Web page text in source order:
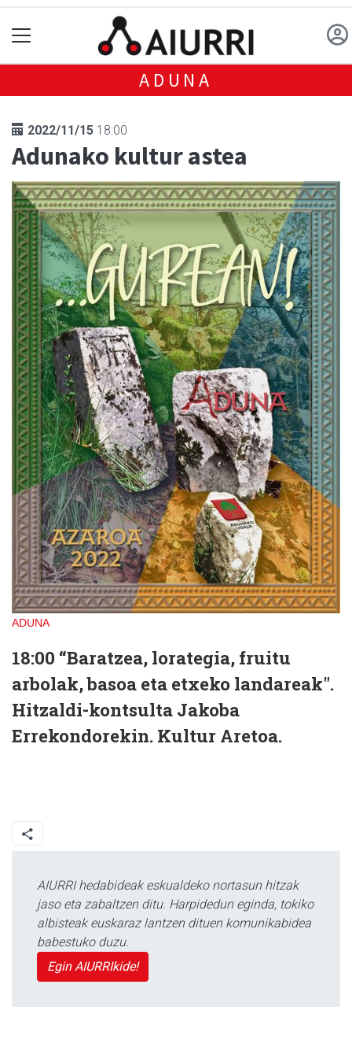
ADUNA
2022/11/15 18:00
Adunako kultur astea
ADUNA
18:00 “Baratzea, lorategia, fruitu
arbolak, basoa eta etxeko landareak".
Hitzaldi-kontsulta Jakoba
Errekondorekin. Kultur Aretoa.
AIURRI hedabideak eskualdeko nortasun hitzak
jaso eta zabaltzen ditu. Harpidedun eginda, tokiko
albisteak euskaraz lantzen dituen komunikabidea
babestuko duzu.
Egin AIURRIkide!